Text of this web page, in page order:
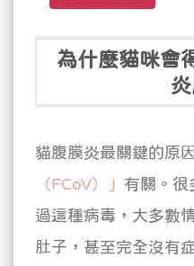
為什麼貓咪會
貓腹膜炎最關鍵的原
（FCoV）」 有關。很
過這種病毒，大多數
肚子，甚至完全沒有